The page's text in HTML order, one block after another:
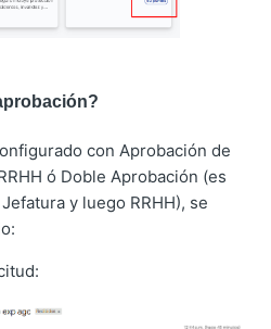
con Aprobación de
ó Doble Aprobación (es
y luego RRHH), se